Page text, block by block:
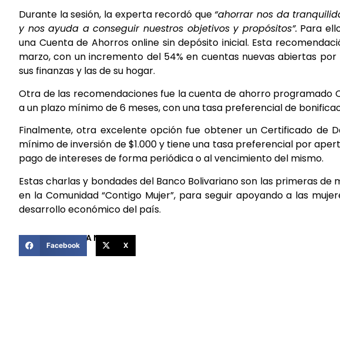
Durante la sesión, la experta recordó que “ahorrar nos da
y nos ayuda a conseguir nuestros objetivos y propósitos”. Para
una Cuenta de Ahorros online sin depósito inicial. Esta
marzo, con un incremento del 54% en cuentas nuevas abiertas
sus finanzas y las de su hogar.
Otra de las recomendaciones fue la cuenta de ahorro programado
a un plazo mínimo de 6 meses, con una tasa preferencial de
Finalmente, otra excelente opción fue obtener un Certificado de
mínimo de inversión de $1.000 y tiene una tasa preferencial por
pago de intereses de forma periódica o al vencimiento del mismo.
Estas charlas y bondades del Banco Bolivariano son las primeras
en la Comunidad “Contigo Mujer”, para seguir apoyando a las
desarrollo económico del país.
COMPARTIR ESTA NOTICIA
Facebook X